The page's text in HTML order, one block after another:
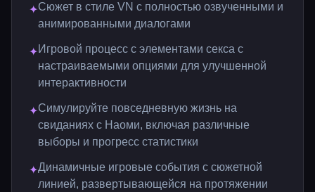
✦Сюжет в стиле VN с полностью озвученными и
анимированными диалогами
✦Игровой процесс с элементами секса с
настраиваемыми опциями для улучшенной
интерактивности
✦Симулируйте повседневную жизнь на
свиданиях с Наоми, включая различные
выборы и прогресс статистики
✦Динамичные игровые события с сюжетной
линией, развертывающейся на протяжении